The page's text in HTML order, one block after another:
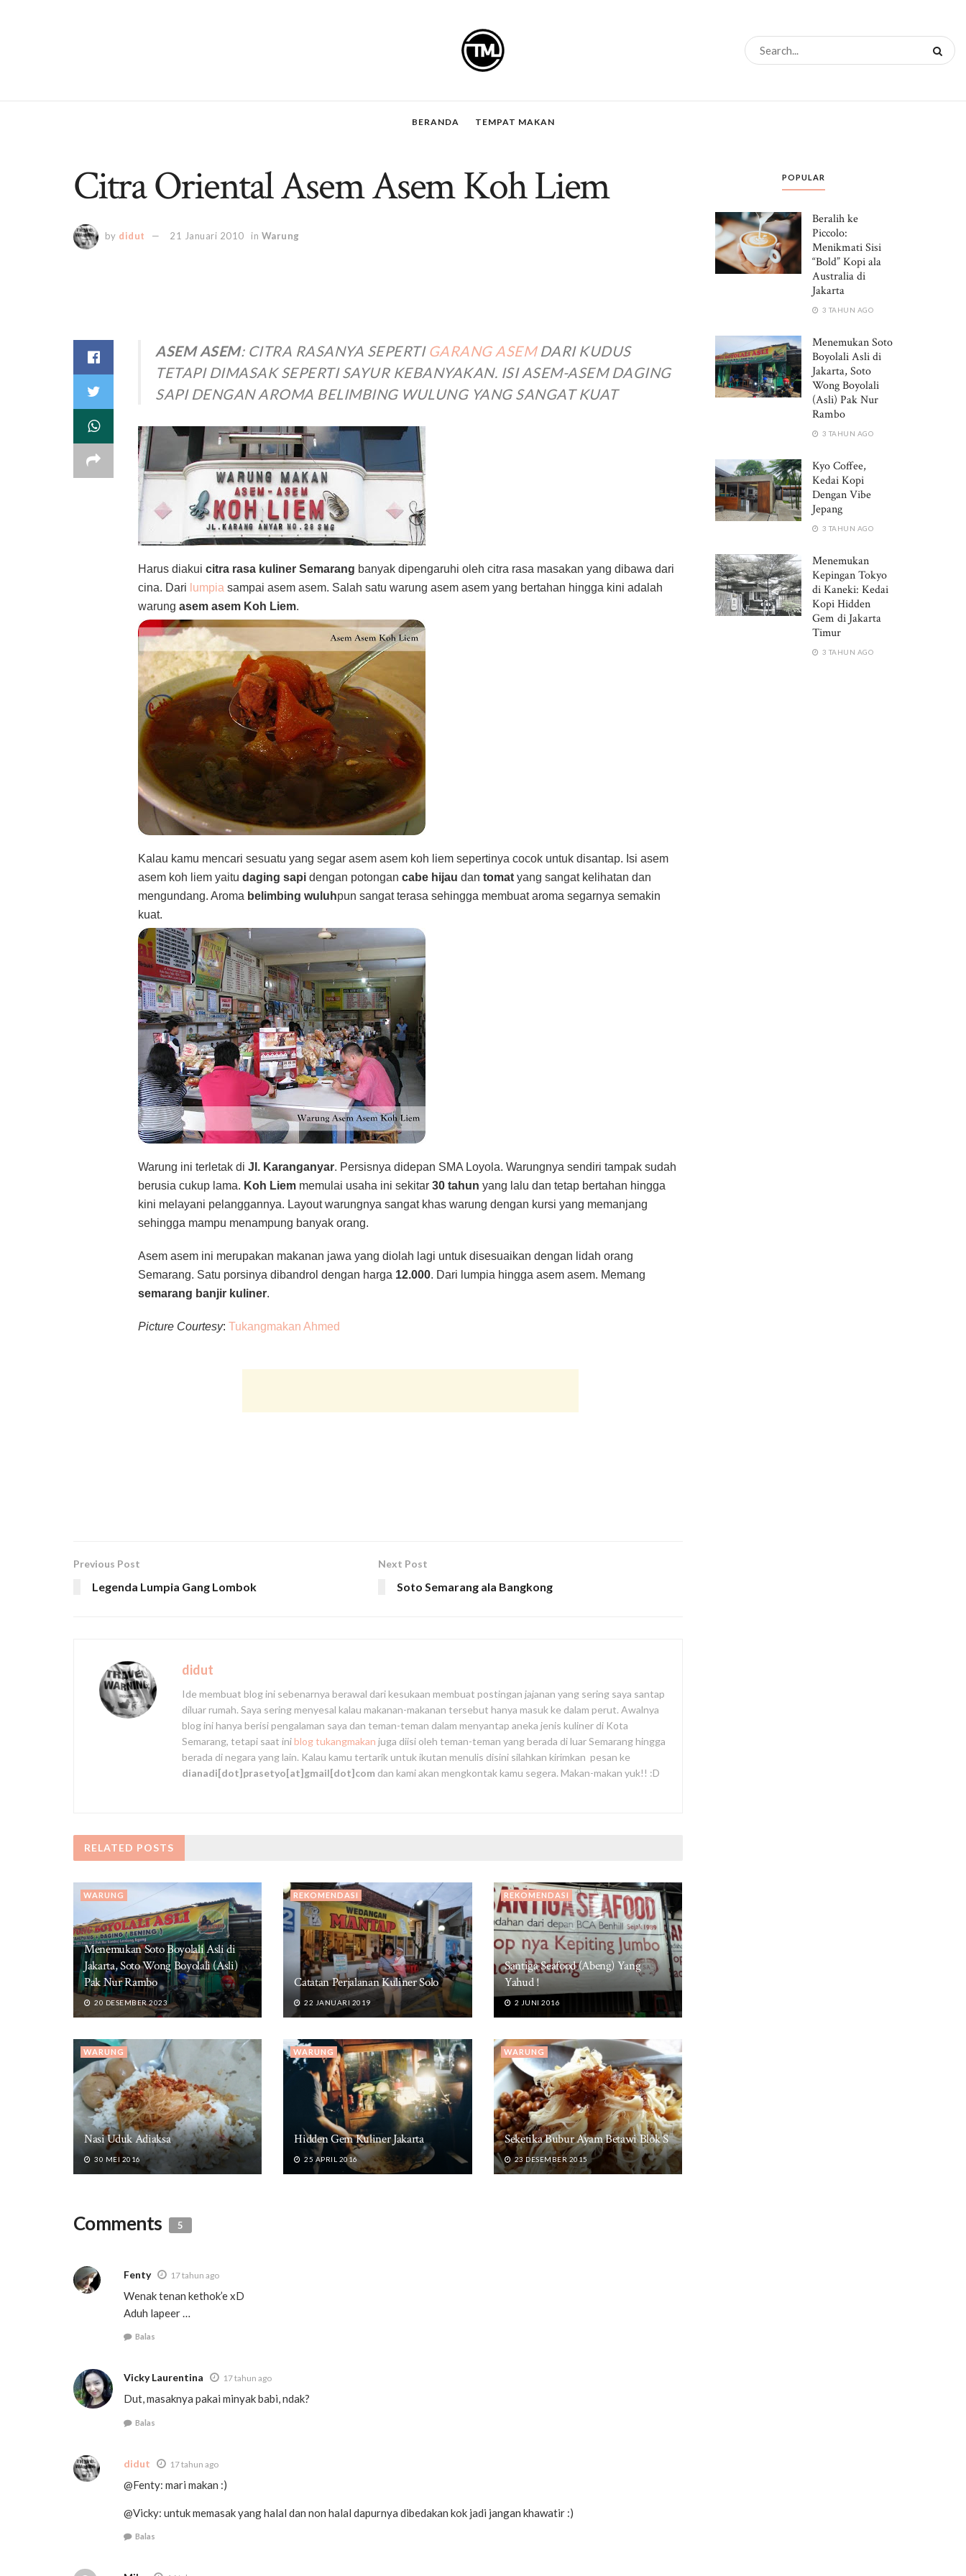
BERANDA TEMPAT MAKAN
Citra Oriental Asem Asem Koh Liem
by didut 21 Januari 2010 in Warung
ASEM ASEM: CITRA RASANYA SEPERTI GARANG ASEMDARI KUDUS
TETAPI DIMASAK SEPERTI SAYUR KEBANYAKAN. ISI ASEM-ASEM DAGING
SAPI DENGAN AROMA BELIMBING WULUNG YANG SANGAT KUAT
Harus diakui citra rasa kuliner Semarang banyak dipengaruhi oleh citra rasa masakan yang dibawa dari
cina. Dari lumpia sampai asem asem. Salah satu warung asem asem yang bertahan hingga kini adalah
warung asem asem Koh Liem.
Kalau kamu mencari sesuatu yang segar asem asem koh liem sepertinya cocok untuk disantap. Isi asem
asem koh liem yaitu daging sapi dengan potongan cabe hijau dan tomat yang sangat kelihatan dan
mengundang. Aroma belimbing wuluhpun sangat terasa sehingga membuat aroma segarnya semakin
kuat.
Warung ini terletak di Jl. Karanganyar. Persisnya didepan SMA Loyola. Warungnya sendiri tampak sudah
berusia cukup lama. Koh Liem memulai usaha ini sekitar 30 tahun yang lalu dan tetap bertahan hingga
kini melayani pelanggannya. Layout warungnya sangat khas warung dengan kursi yang memanjang
sehingga mampu menampung banyak orang.
Asem asem ini merupakan makanan jawa yang diolah lagi untuk disesuaikan dengan lidah orang
Semarang. Satu porsinya dibandrol dengan harga 12.000. Dari lumpia hingga asem asem. Memang
semarang banjir kuliner.
Picture Courtesy: Tukangmakan Ahmed
Previous Post
Legenda Lumpia Gang Lombok
Next Post
Soto Semarang ala Bangkong
didut
Ide membuat blog ini sebenarnya berawal dari kesukaan membuat postingan jajanan yang sering saya santap
diluar rumah. Saya sering menyesal kalau makanan-makanan tersebut hanya masuk ke dalam perut. Awalnya
blog ini hanya berisi pengalaman saya dan teman-teman dalam menyantap aneka jenis kuliner di Kota
Semarang, tetapi saat iniblog tukangmakan juga diisi oleh teman-teman yang berada di luar Semarang hingga
berada di negara yang lain. Kalau kamu tertarik untuk ikutan menulis disini silahkan kirimkan pesan ke
dianadi[dot]prasetyo[at]gmail[dot]com dan kami akan mengkontak kamu segera. Makan-makan yuk!! :D
RELATED POSTS
WARUNG
Menemukan Soto Boyolali Asli di
Jakarta, Soto Wong Boyolali (Asli)
Pak Nur Rambo
20 DESEMBER 2023
REKOMENDASI
Catatan Perjalanan Kuliner Solo
22 JANUARI 2019
REKOMENDASI
Santiga Seafood (Abeng) Yang
Yahud !
2 JUNI 2016
WARUNG
Nasi Uduk Adiaksa
30 MEI 2016
WARUNG
Hidden Gem Kuliner Jakarta
25 APRIL 2016
WARUNG
Seketika Bubur Ayam Betawi Blok S
23 DESEMBER 2015
Comments 5
Fenty 17 tahun ago
Wenak tenan kethok’e xD
Aduh lapeer …
Balas
Vicky Laurentina 17 tahun ago
Dut, masaknya pakai minyak babi, ndak?
Balas
didut 17 tahun ago
@Fenty: mari makan :)
@Vicky: untuk memasak yang halal dan non halal dapurnya dibedakan kok jadi jangan khawatir :)
Balas
POPULAR
Beralih ke
Piccolo:
Menikmati Sisi
“Bold” Kopi ala
Australia di
Jakarta
3 TAHUN AGO
Menemukan Soto
Boyolali Asli di
Jakarta, Soto
Wong Boyolali
(Asli) Pak Nur
Rambo
3 TAHUN AGO
Kyo Coffee,
Kedai Kopi
Dengan Vibe
Jepang
3 TAHUN AGO
Menemukan
Kepingan Tokyo
di Kaneki: Kedai
Kopi Hidden
Gem di Jakarta
Timur
3 TAHUN AGO